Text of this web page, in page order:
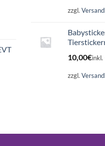
zzgl.
10,00€inkl.
zzgl.